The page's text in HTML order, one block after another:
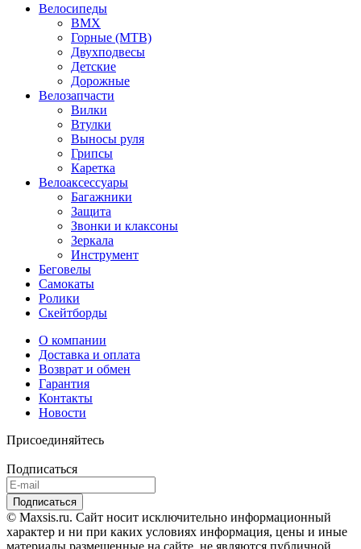
Велосипеды
BMX
Горные (MTB)
Двухподвесы
Детские
Дорожные
Велозапчасти
Вилки
Втулки
Выносы руля
Грипсы
Каретка
Велоаксессуары
Багажники
Защита
Звонки и клаксоны
Зеркала
Инструмент
Беговелы
Самокаты
Ролики
Скейтборды
О компании
Доставка и оплата
Возврат и обмен
Гарантия
Контакты
Новости
Присоединяйтесь
Подписаться
© Maxsis.ru. Сайт носит исключительно информационный
характер и ни при каких условиях информация, цены и иные
материалы размещенные на сайте, не являются публичной